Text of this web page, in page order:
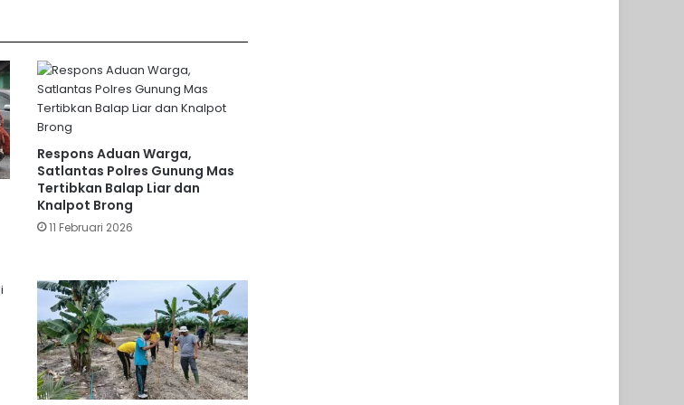
Polsek Tewah Serahkan Hasil Panen
Jagung Hibrida Kwartal IV ke Bulog
Upacara Kesadaran Nasional, Polres
Gunung Mas Perkuat Integritas dan
Profesionalisme Personel
Respons Laporan Warga, Polres
Sinergi Polisi dan Petani, 2,5 Ton
Jagung Dipanen di Lahan Binaan
Polsek Manuhing
Antisipasi Karhutla, Polres Gunung
Respons Aduan Warga,
Satlantas Polres Gunung Mas
Tertibkan Balap Liar dan
Knalpot Brong
11 Februari 2026